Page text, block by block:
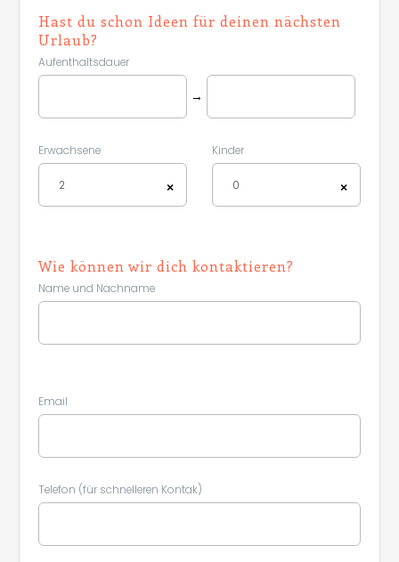
Hast du schon Ideen für deinen nächsten
Urlaub?
Aufenthaltsdauer
→
Erwachsene
×
2
Kinder
×
0
Wie können wir dich kontaktieren?
Name und Nachname
Email
Telefon (für schnelleren Kontak)
Koobcamp S.r.l.